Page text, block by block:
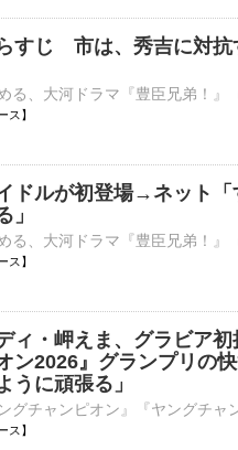
すじ 市は、秀吉に対抗
】
ドルが初登場→ネット
」
】
ィ・岬えま、グラビア初
ン2026』グランプリの
うに頑張る」
】